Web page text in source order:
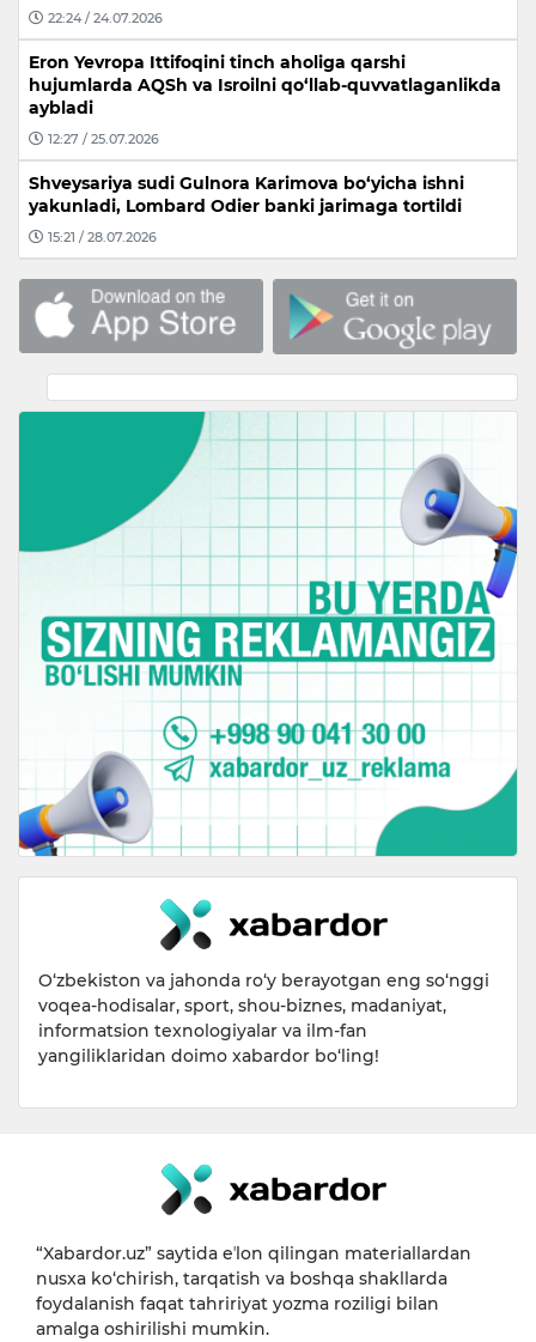
22:24 / 24.07.2026
Eron Yevropa Ittifoqini tinch aholiga qarshi
hujumlarda AQSh va Isroilni qo‘llab-quvvatlaganlikda
aybladi
12:27 / 25.07.2026
Shveysariya sudi Gulnora Karimova bo‘yicha ishni
yakunladi, Lombard Odier banki jarimaga tortildi
15:21 / 28.07.2026
O‘zbekiston va jahonda ro‘y berayotgan eng so‘nggi
voqea-hodisalar, sport, shou-biznes, madaniyat,
informatsion texnologiyalar va ilm-fan
yangiliklaridan doimo xabardor bo‘ling!
“Xabardor.uz” saytida eʼlon qilingan materiallardan
nusxa ko‘chirish, tarqatish va boshqa shakllarda
foydalanish faqat tahririyat yozma roziligi bilan
amalga oshirilishi mumkin.